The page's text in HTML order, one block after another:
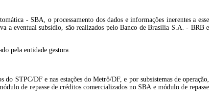
- SBA, o processamento dos dados e informações inerentes a esse
a eventual subsídio, são realizados pelo Banco de Brasília S.A. - BRB e
pela entidade gestora.
STPC/DF e nas estações do Metrô/DF, e por subsistemas de operação,
de repasse de créditos comercializados no SBA e módulo de repasse